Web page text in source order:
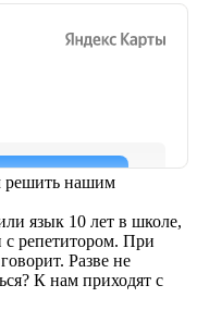
решить нашим
язык 10 лет в школе,
с репетитором. При
Разве не
К нам приходят с